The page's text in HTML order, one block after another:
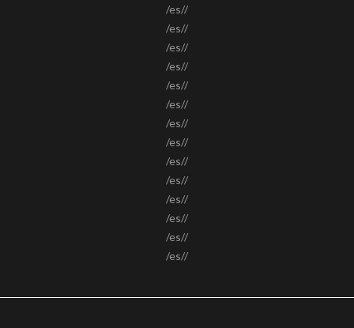
/es//
/es//
/es//
/es//
/es//
/es//
/es//
/es//
/es//
/es//
/es//
/es//
/es//
/es//